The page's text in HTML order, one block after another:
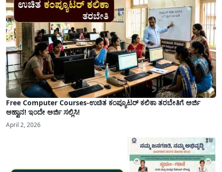
Free Computer Courses-ಉಚಿತ ಕಂಪ್ಯೂಟರ್ ಕಲಿಕಾ ತರಬೇತಿಗೆ ಅರ್ಜಿ
ಆಹ್ವಾನ! ಇಂದೇ ಅರ್ಜಿ ಸಲ್ಲಿಸಿ!
April 2, 2026